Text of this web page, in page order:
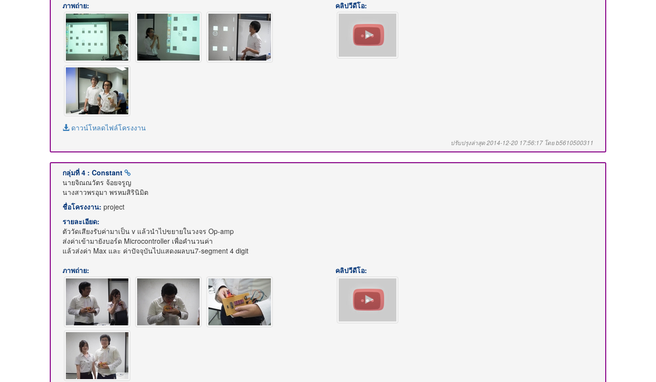
ภาพถ่าย:
คลิปวีดีโอ:
ดาวน์โหลดไฟล์โครงงาน
ปรับปรุงล่าสุด 2014-12-20 17:56:17 โดย b5610500311
กลุ่มที่ 4 : Constant
นายจิณณวัตร จ้อยจรูญ
นางสาวพรอุมา พรหมสิรินิมิต
ชื่อโครงงาน: project
รายละเอียด:
ตัววัดเสียงรับค่ามาเป็น v แล้วนำไปขยายในวงจร Op-amp
ส่งค่าเข้ามายังบอร์ด Microcontroller เพื่อคำนวนค่า
แล้วส่งค่า Max และ ค่าปัจจุบันไปแสดงผลบน7-segment 4 digit
ภาพถ่าย:
คลิปวีดีโอ: